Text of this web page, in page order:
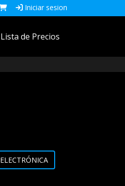
Iniciar sesion
Lista de Precios
ELECTRÓNICA